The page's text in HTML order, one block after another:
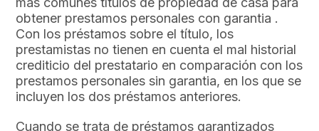
obtener prestamos personales con garantia .
Con los préstamos sobre el título, los
prestamistas no tienen en cuenta el mal historial
crediticio del prestatario en comparación con los
prestamos personales sin garantia, en los que se
incluyen los dos préstamos anteriores.
Cuando se trata de préstamos garantizados